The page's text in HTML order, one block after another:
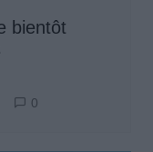
bientôt
0